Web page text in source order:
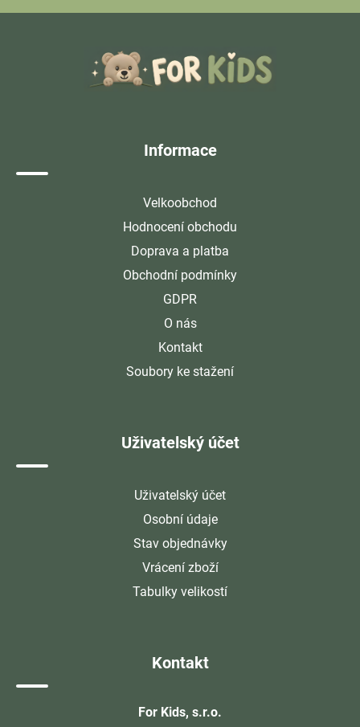
Informace
Velkoobchod
Hodnocení obchodu
Doprava a platba
Obchodní podmínky
GDPR
O nás
Kontakt
Soubory ke stažení
Uživatelský účet
Uživatelský účet
Osobní údaje
Stav objednávky
Vrácení zboží
Tabulky velikostí
Kontakt
For Kids, s.r.o.